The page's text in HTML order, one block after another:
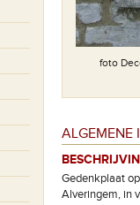
foto
ALGEMENE
Gedenkplaat
Alveringem, in